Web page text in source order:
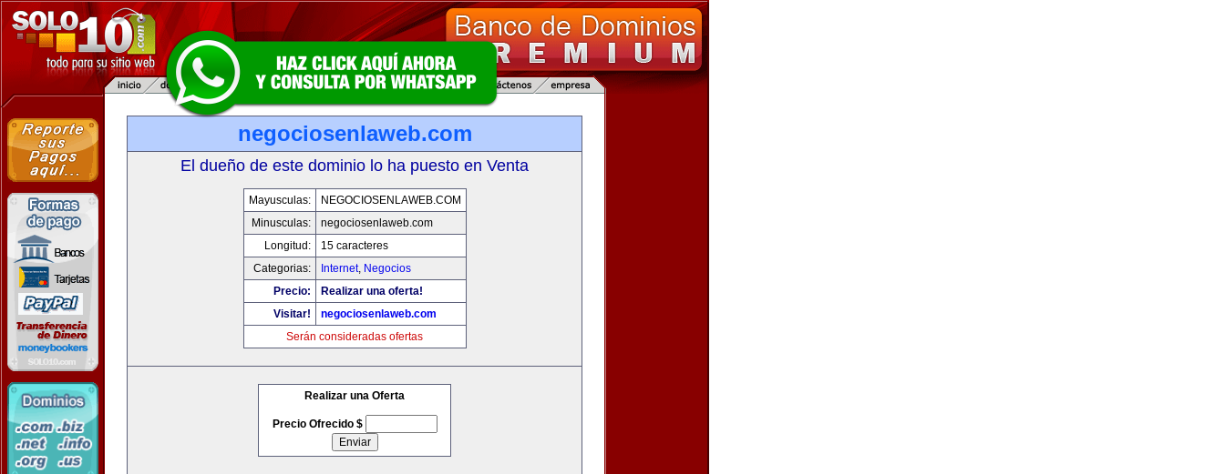
negociosenlaweb.com
El dueño de este dominio lo ha puesto en Venta
Mayusculas:
NEGOCIOSENLAWEB.COM
Minusculas:
negociosenlaweb.com
Longitud:
15 caracteres
Categorias:
Internet, Negocios
Precio:
Realizar una oferta!
Visitar!
negociosenlaweb.com
Serán consideradas ofertas
Realizar una Oferta
Precio Ofrecido $